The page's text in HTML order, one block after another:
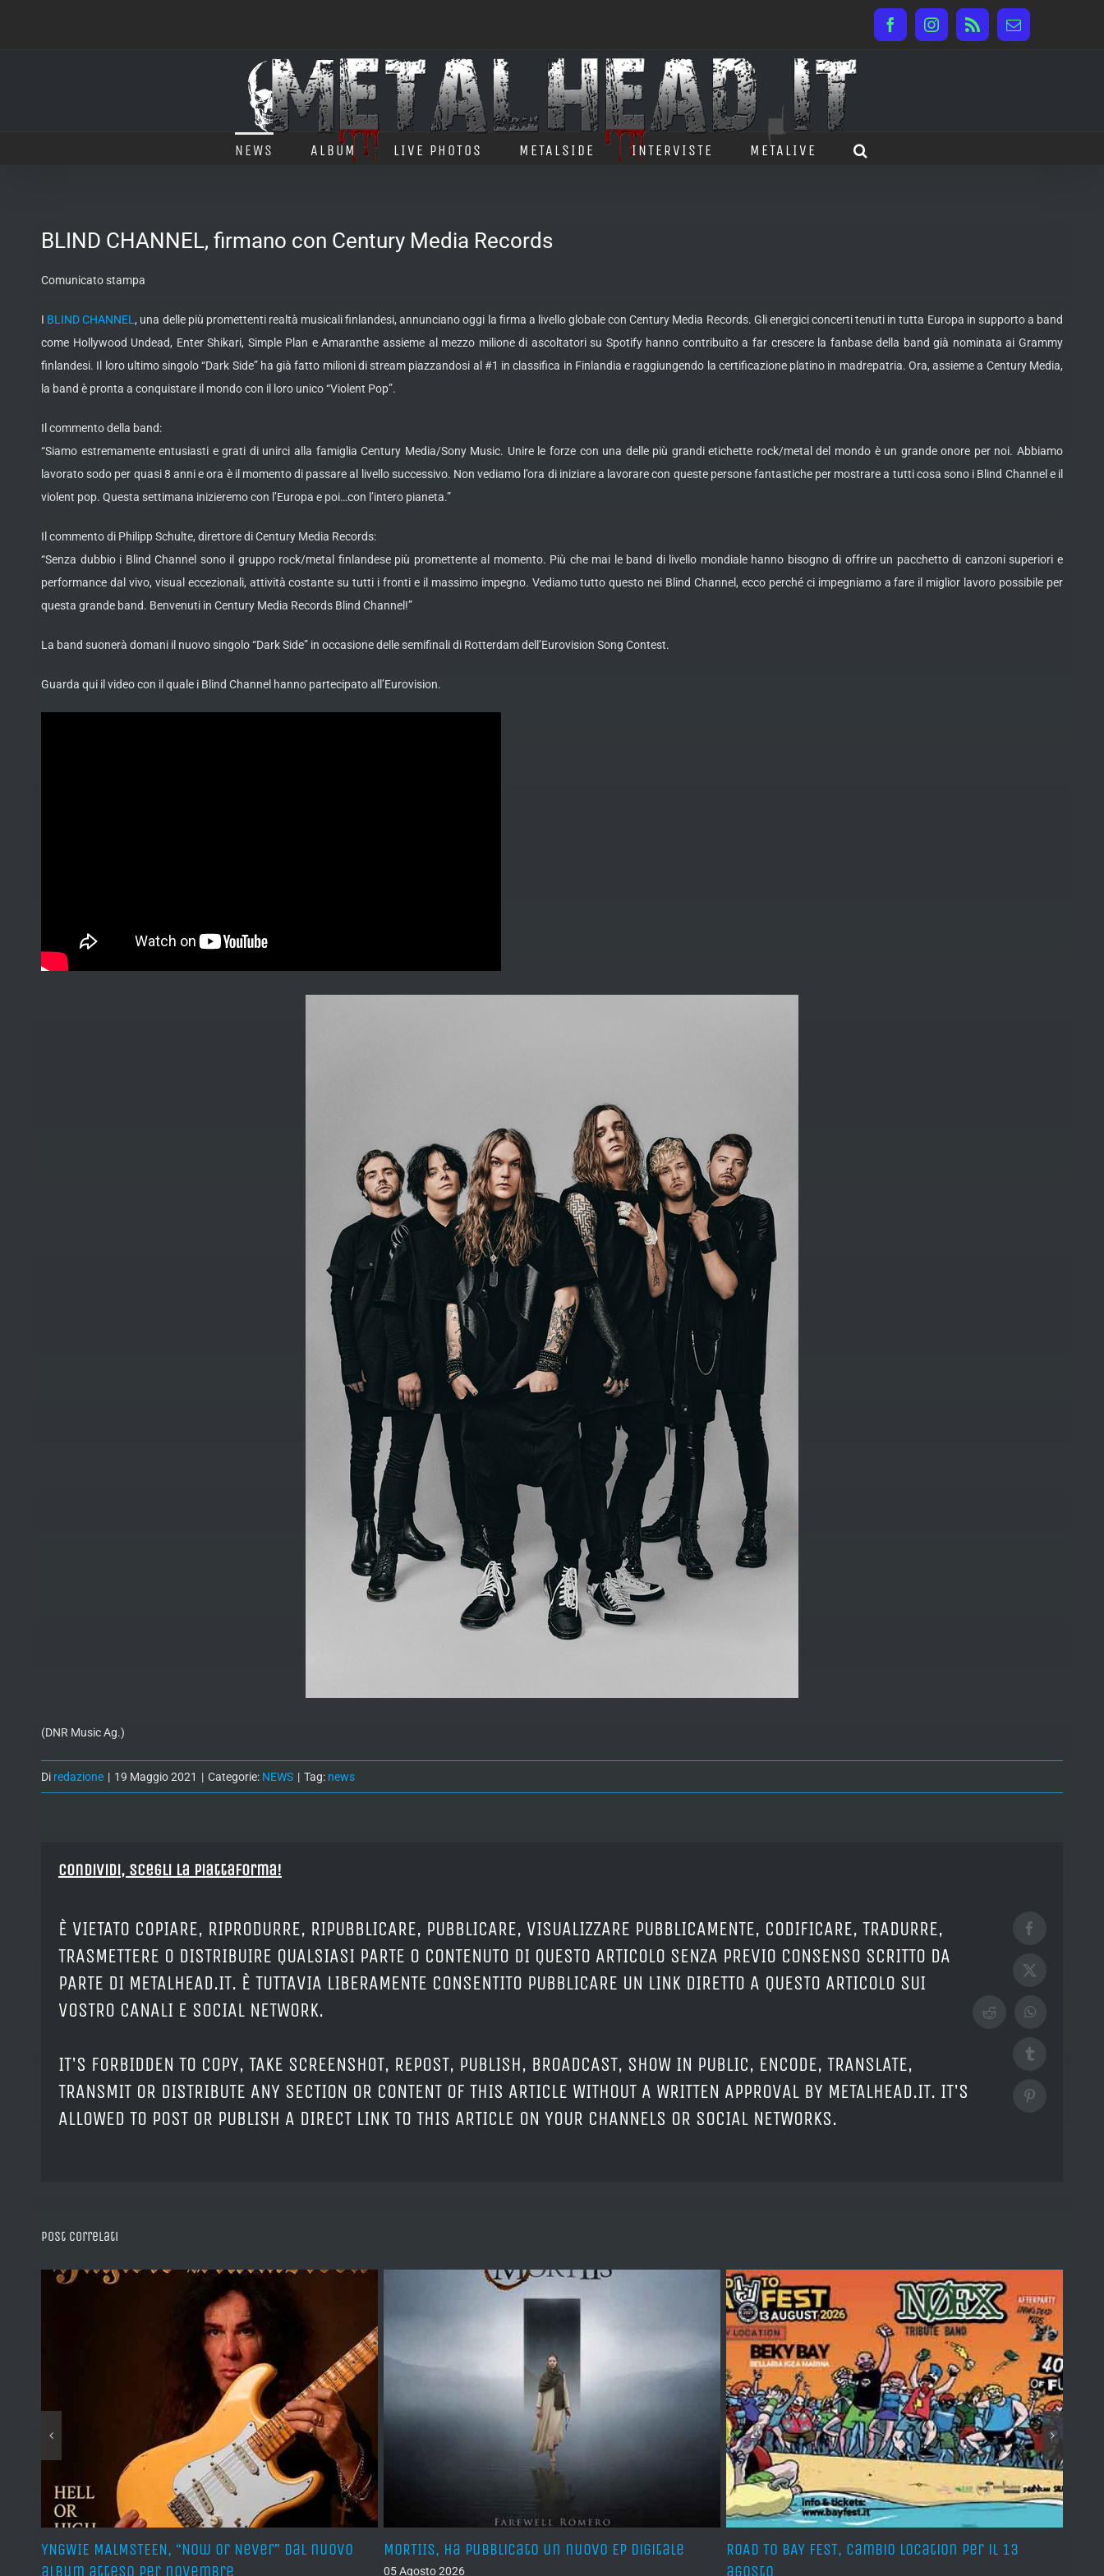
FacebookInstagram
Rss Email
NEWS ALBUM LIVE PHOTOS METALSIDE INTERVISTE METALIVE
BLIND CHANNEL, firmano con Century Media Records
Comunicato stampa
I BLIND CHANNEL, una delle più promettenti realtà musicali finlandesi, annunciano oggi la firma a livello globale con Century Media Records. Gli energici concerti tenuti in tutta Europa in supporto a band
come Hollywood Undead, Enter Shikari, Simple Plan e Amaranthe assieme al mezzo milione di ascoltatori su Spotify hanno contribuito a far crescere la fanbase della band già nominata ai Grammy
finlandesi. Il loro ultimo singolo “Dark Side”ha già fatto milioni di stream piazzandosi al #1 in classifica in Finlandia e raggiungendo la certificazione platino in madrepatria. Ora, assieme a Century Media,
la band è pronta a conquistare il mondo con il loro unico “Violent Pop”.
Il commento della band:
“Siamo estremamente entusiasti e grati di unirci alla famiglia Century Media/Sony Music. Unire le forze con una delle più grandi etichette rock/metal del mondo è un grande onore per noi. Abbiamo
lavorato sodo per quasi 8 anni e ora è il momento di passare al livello successivo. Non vediamo l’ora di iniziare a lavorare con queste persone fantastiche per mostrare a tutti cosa sono i Blind Channel e il
violent pop. Questa settimana inizieremo con l’Europa e poi…con l’intero pianeta.”
Il commento di Philipp Schulte, direttore di Century Media Records:
“Senza dubbio i Blind Channel sono il gruppo rock/metal finlandese più promettente al momento. Più che mai le band di livello mondiale hanno bisogno di offrire un pacchetto di canzoni superiori e
performance dal vivo, visual eccezionali, attività costante su tutti i fronti e il massimo impegno. Vediamo tutto questo nei Blind Channel, ecco perché ci impegniamo a fare il miglior lavoro possibile per
questa grande band. Benvenuti in Century Media Records Blind Channel!”
La band suonerà domani il nuovo singolo “Dark Side” in occasione delle semifinali di Rotterdam dell’Eurovision Song Contest.
Guarda qui il video con il quale i Blind Channel hanno partecipato all’Eurovision.
(DNR Music Ag.)
Di redazione | 19 Maggio 2021 | Categorie: NEWS | Tag: news
Condividi, Scegli la piattaforma!
È VIETATO COPIARE, RIPRODURRE, RIPUBBLICARE, PUBBLICARE, VISUALIZZARE PUBBLICAMENTE, CODIFICARE, TRADURRE,
TRASMETTERE O DISTRIBUIRE QUALSIASI PARTE O CONTENUTO DI QUESTO ARTICOLO SENZA PREVIO CONSENSO SCRITTO DA
PARTE DI METALHEAD.IT. È TUTTAVIA LIBERAMENTE CONSENTITO PUBBLICARE UN LINK DIRETTO A QUESTO ARTICOLO SUI
VOSTRO CANALI E SOCIAL NETWORK.
IT'S FORBIDDEN TO COPY, TAKE SCREENSHOT, REPOST, PUBLISH, BROADCAST, SHOW IN PUBLIC, ENCODE, TRANSLATE,
TRANSMIT OR DISTRIBUTE ANY SECTION OR CONTENT OF THIS ARTICLE WITHOUT A WRITTEN APPROVAL BY METALHEAD.IT. IT'S
ALLOWED TO POST OR PUBLISH A DIRECT LINK TO THIS ARTICLE ON YOUR CHANNELS OR SOCIAL NETWORKS.
Facebook
X
RedditWhatsApp
Tumblr
Pinterest
Post correlati
YNGWIE MALMSTEEN, “Now Or Never” dal nuovo
album atteso per novembre
MORTIIS, ha pubblicato un nuovo EP digitale
05 Agosto 2026
ROAD TO BAY FEST, cambio location per il 13
agosto